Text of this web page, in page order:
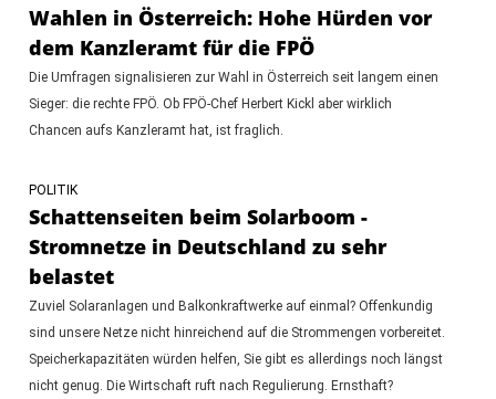
Wahlen in Österreich: Hohe Hürden vor
dem Kanzleramt für die FPÖ
Die Umfragen signalisieren zur Wahl in Österreich seit langem einen
Sieger: die rechte FPÖ. Ob FPÖ-Chef Herbert Kickl aber wirklich
Chancen aufs Kanzleramt hat, ist fraglich.
POLITIK
Schattenseiten beim Solarboom -
Stromnetze in Deutschland zu sehr
belastet
Zuviel Solaranlagen und Balkonkraftwerke auf einmal? Offenkundig
sind unsere Netze nicht hinreichend auf die Strommengen vorbereitet.
Speicherkapazitäten würden helfen, Sie gibt es allerdings noch längst
nicht genug. Die Wirtschaft ruft nach Regulierung. Ernsthaft?